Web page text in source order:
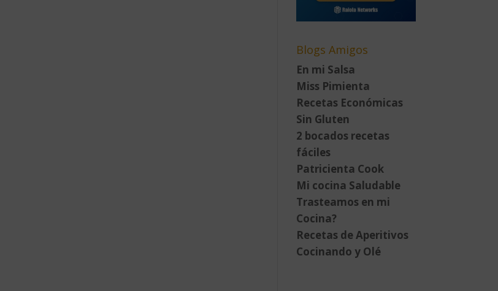
Blogs Amigos
En mi Salsa
Miss Pimienta
Recetas Económicas
Sin Gluten
2 bocados recetas
fáciles
Patricienta Cook
Mi cocina Saludable
Trasteamos en mi
Cocina?
Recetas de Aperitivos
Cocinando y Olé